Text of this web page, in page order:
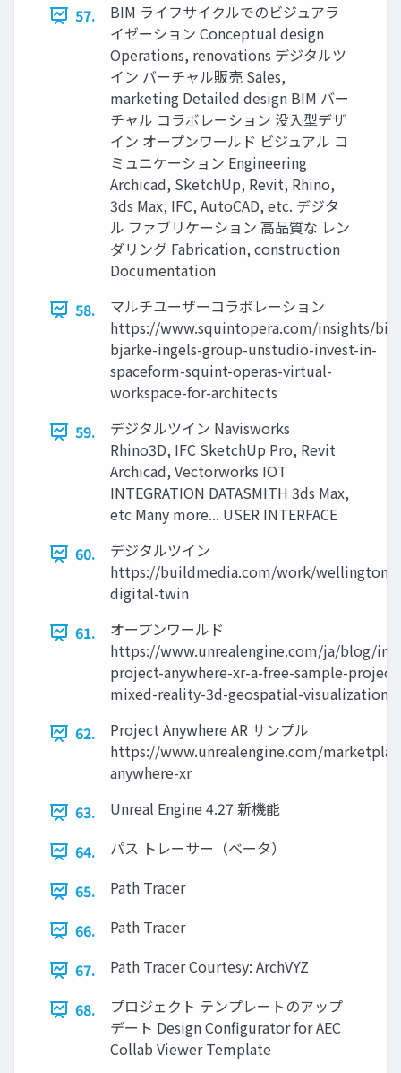
57.
BIM ライフサイクルでのビジュアラ
イゼーション Conceptual design
Operations, renovations デジタルツ
イン バーチャル販売 Sales,
marketing Detailed design BIM バー
チャル コラボレーション 没入型デザ
イン オープンワールド ビジュアル コ
ミュニケーション Engineering
Archicad, SketchUp, Revit, Rhino,
3ds Max, IFC, AutoCAD, etc. デジタ
ル ファブリケーション 高品質な レン
ダリング Fabrication, construction
Documentation
58.
マルチユーザーコラボレーション
https://www.squintopera.com/insights/big-
bjarke-ingels-group-unstudio-invest-in-
spaceform-squint-operas-virtual-
workspace-for-architects
59.
デジタルツイン Navisworks
Rhino3D, IFC SketchUp Pro, Revit
Archicad, Vectorworks IOT
INTEGRATION DATASMITH 3ds Max,
etc Many more... USER INTERFACE
60.
デジタルツイン
https://buildmedia.com/work/wellington-
digital-twin
61.
オープンワールド
https://www.unrealengine.com/ja/blog/
project-anywhere-xr-a-free-sample-
mixed-reality-3d-geospatial-visualization
62.
Project Anywhere AR サンプル
https://www.unrealengine.com/
anywhere-xr
63.
Unreal Engine 4.27 新機能
64.
パス トレーサー（ベータ）
65.
Path Tracer
66.
Path Tracer
67.
Path Tracer Courtesy: ArchVYZ
68.
プロジェクト テンプレートのアップ
デート Design Configurator for AEC
Collab Viewer Template